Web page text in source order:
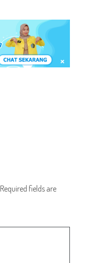
Required fields are